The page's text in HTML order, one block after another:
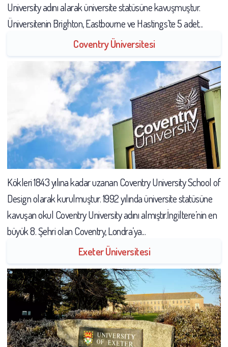
University adını alarak üniversite statüsüne kavuşmuştur.
Üniversitenin Brighton, Eastbourne ve Hastings’te 5 adet...
Coventry Üniversitesi
Kökleri 1843 yılına kadar uzanan Coventry University School of
Design olarak kurulmuştur. 1992 yılında üniversite statüsüne
kavuşan okul Coventry University adını almıştır.İngiltere’nin en
büyük 8. Şehri olan Coventry, Londra’ya...
Exeter Üniversitesi